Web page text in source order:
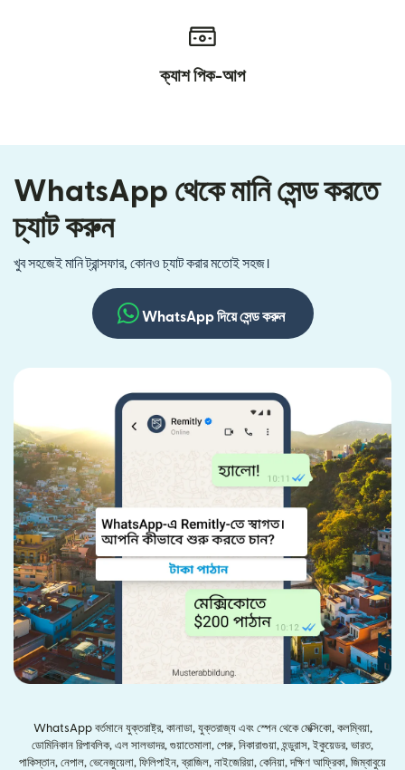
ক্যাশ পিক-আপ
WhatsApp থেকে মানি সেন্ড করতে
চ্যাট করুন
খুব সহজেই মানি ট্রান্সফার, কোনও চ্যাট করার মতোই সহজ।
WhatsApp দিয়ে সেন্ড করুন
WhatsApp বর্তমানে যুক্তরাষ্ট্র, কানাডা, যুক্তরাজ্য এবং স্পেন থেকে মেক্সিকো, কলম্বিয়া,
ডোমিনিকান রিপাবলিক, এল সালভাদর, গুয়াতেমালা, পেরু, নিকারাগুয়া, হন্ডুরাস, ইকুয়েডর, ভারত,
পাকিস্তান, নেপাল, ভেনেজুয়েলা, ফিলিপাইন, ব্রাজিল, নাইজেরিয়া, কেনিয়া, দক্ষিণ আফ্রিকা, জিম্বাবুয়ে